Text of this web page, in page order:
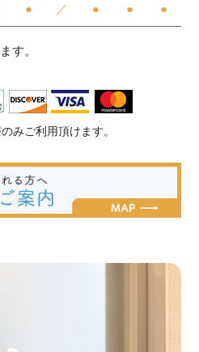
● ／ ● ● ●
す。
みご利用頂けます。